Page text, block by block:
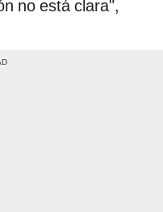
no está clara",